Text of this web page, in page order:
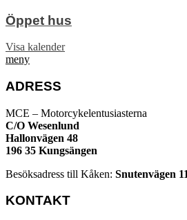
Öppet hus
Visa kalender
meny
ADRESS
MCE – Motorcykelentusiasterna
C/O Wesenlund
Hallonvägen 48
196 35 Kungsängen
Besöksadress till Kåken: Snutenvägen
KONTAKT